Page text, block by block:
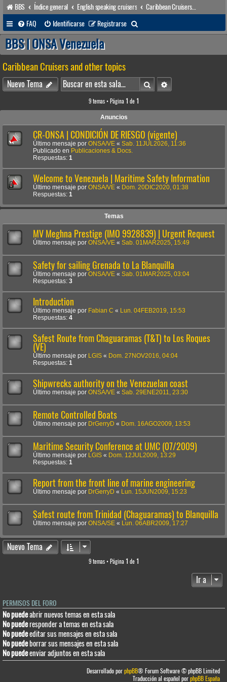
BBS Índice general English speaking cruisers
FAQ
Identificarse Registrarse
u
a
r
BBS | ONSA Venezuela
Caribbean Cruisers and other topics
Nuevo Tema BuscarBúsqueda avanzada
9 temas • Página 1 de 1
Anuncios
CR-ONSA | CONDICIÓN DE RIESGO (vigente)
Último mensaje por ONSA/VE « Sab. 11JUL2026, 11:36
Publicado en Publicaciones & Docs.
Respuestas: 1
Welcome to Venezuela | Maritime Safety Information
Último mensaje por ONSA/VE « Dom. 20DIC2020, 01:38
Respuestas: 1
Temas
MV Meghna Prestige (IMO 9928839) | Urgent Request
Último mensaje por ONSA/VE « Sab. 01MAR2025, 15:49
Safety for sailing Grenada to La Blanquilla
Último mensaje por ONSA/VE « Sab. 01MAR2025, 03:04
Respuestas: 3
Introduction
Último mensaje por Fabian C «
Lun. 04FEB2019, 15:53
Respuestas: 4
Safest Route from Chaguaramas (T&T) to Los Roques
(VE)
Último mensaje por LGIS « Dom. 27NOV2016, 04:04
Respuestas: 1
Shipwrecks authority on the Venezuelan coast
Último mensaje por ONSA/VE « Sab. 29ENE2011, 23:30
Remote Controlled Boats
Último mensaje por DrGerryD « Dom. 16AGO2009, 13:53
Maritime Security Conference at UMC (07/2009)
Último mensaje por LGIS « Dom. 12JUL2009, 13:29
Respuestas: 1
Report from the front line of marine engineering
Último mensaje por DrGerryD « Lun. 15JUN2009, 15:23
Safest route from Trinidad (Chaguaramas) to Blanquilla
Último mensaje por ONSA/SE « Lun. 06ABR2009, 17:27
Nuevo Tema
9 temas • Página 1 de 1
Ir a
PERMISOS DEL FORO
No puedeabrir nuevos temas en esta sala
No puederesponder a temas en esta sala
No puedeeditar sus mensajes en esta sala
No puedeborrar sus mensajes en esta sala
No puedeenviar adjuntos en esta sala
Desarrollado porphpBB® Forum Software © phpBB Limited
Traducción al español porphpBB España